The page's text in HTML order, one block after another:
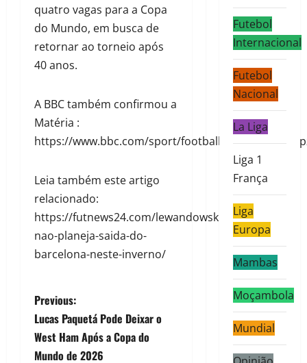
quatro vagas para a Copa
do Mundo, em busca de
retornar ao torneio após
40 anos.
A BBC também confirmou a
Matéria :
https://www.bbc.com/sport/football/articles/
Leia também este artigo
relacionado:
https://futnews24.com/lewandowski-
nao-planeja-saida-do-
barcelona-neste-inverno/
Previous:
Lucas Paquetá Pode Deixar o
West Ham Após a Copa do
Mundo de 2026
Futebol
Internacional
Futebol
Nacional
La Liga
Liga 1
França
Liga
Europa
Mambas
Moçambola
Mundial